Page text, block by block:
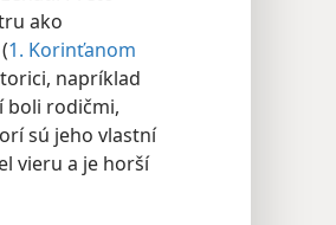
ako
1. Korinťanom
napríklad
boli rodičmi,
sú jeho vlastní
vieru a je horší